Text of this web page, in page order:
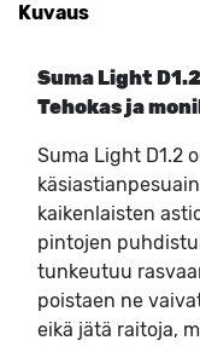
Kuvaus
Suma Light
Tehokas ja
Suma Light D1.2
kaikenlaisten
pintojen
tunkeutuu
poistaen ne
eikä jätä raitoja,